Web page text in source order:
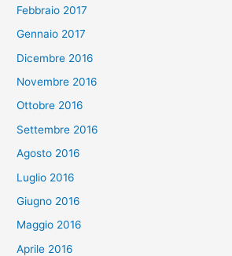
Febbraio 2017
Gennaio 2017
Dicembre 2016
Novembre 2016
Ottobre 2016
Settembre 2016
Agosto 2016
Luglio 2016
Giugno 2016
Maggio 2016
Aprile 2016